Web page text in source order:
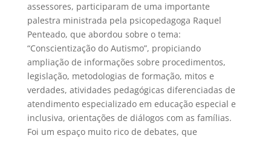
assessores, participaram de uma importante
palestra ministrada pela psicopedagoga Raquel
Penteado, que abordou sobre o tema:
“Conscientização do Autismo”, propiciando
ampliação de informações sobre procedimentos,
legislação, metodologias de formação, mitos e
verdades, atividades pedagógicas diferenciadas de
atendimento especializado em educação especial e
inclusiva, orientações de diálogos com as famílias.
Foi um espaço muito rico de debates, que